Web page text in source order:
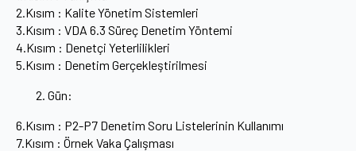
2.Kısım : Kalite Yönetim Sistemleri
3.Kısım : VDA 6.3 Süreç Denetim Yöntemi
4.Kısım : Denetçi Yeterlilikleri
5.Kısım : Denetim Gerçekleştirilmesi
Gün:
6.Kısım : P2-P7 Denetim Soru Listelerinin Kullanımı
7.Kısım : Örnek Vaka Çalışması